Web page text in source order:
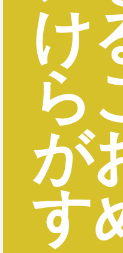
け
ら
が
す